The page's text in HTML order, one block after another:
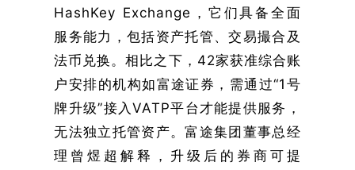
HashKey Exchange，它们具备全面
服务能力，包括资产托管、交易撮合及
法币兑换。相比之下，42家获准综合账
户安排的机构如富途证券，需通过“1号
牌升级”接入VATP平台才能提供服务，
无法独立托管资产。富途集团董事总经
理曾煜超解释，升级后的券商可提